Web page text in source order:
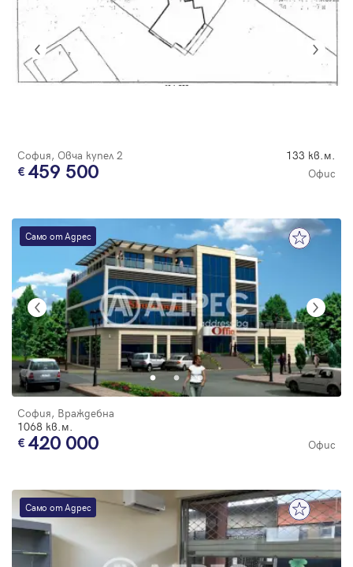
София, Овча купел 2 133 кв.м.
459 500 Офис
Само от Адрес
София, Враждебна
1068 кв.м.
420 000 Офис
Само от Адрес